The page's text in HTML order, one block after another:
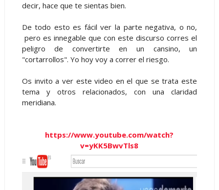
decir, hace que te sientas bien.
De todo esto es fácil ver la parte negativa, o no,
pero es innegable que con este discurso corres el
peligro de convertirte en un cansino, un
"cortarrollos". Yo hoy voy a correr el riesgo.
Os invito a ver este video en el que se trata este
tema y otros relacionados, con una claridad
meridiana.
https://www.youtube.com/watch?
v=yKK5BwvTls8